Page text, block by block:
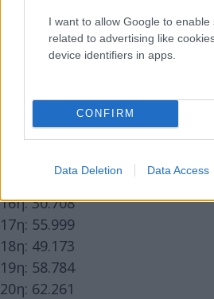
I want to allow Google to enable
related to advertising like
device identifiers in apps.
CONFIRM
Data Deletion Data Access
8η: 69.919
9η: 70.053
11η: 82.442
13η: 84.973
16η: 30.708
17η: 55.999
18η: 49.173
19η: 58.784
20η: 62.261